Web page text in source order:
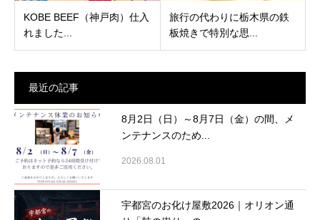
KOBE BEEF（神戸肉）仕入
れました...
旅行の代わりに栃木県の鉄
板焼きで特別な思...
最近の記事
8月2日（日）～8月7日（金）の間、メ
ンテナンスのため...
2026.08.01
宇都宮のお化け屋敷2026｜オリオン通